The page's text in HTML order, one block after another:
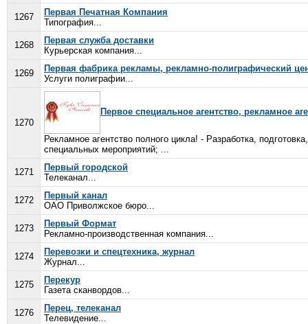
1267
Первая Печатная Компания
Типография...
1268
Первая служба доставки
Курьерская компания...
1269
Первая фабрика рекламы, рекламно-полиграфический
Услуги полиграфии...
1270
Первое специальное агентство, рекламное
Рекламное агентство полного цикла! - Разработка,
специальных мероприятий; ...
1271
Первый городской
Телеканал...
1272
Первый канал
ОАО Приволжское бюро...
1273
Первый Формат
Рекламно-производственная компания...
1274
Перевозки и спецтехника, журнал
Журнал...
1275
Перекур
Газета сканвордов...
1276
Перец, телеканал
Телевидение...